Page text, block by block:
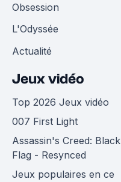
Obsession
L'Odyssée
Actualité
Jeux vidéo
Top 2026 Jeux vidéo
007 First Light
Assassin's Creed: Black
Flag - Resynced
Jeux populaires en ce